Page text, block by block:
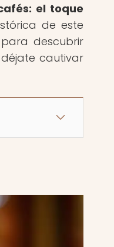
el toque
de este
descubrir
cautivar